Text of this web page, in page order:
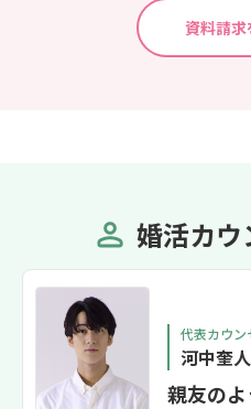
資料請求
婚活カウ
代表カウン
河中奎人
親友の